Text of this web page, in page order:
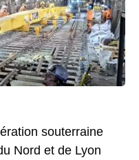
souterraine
Nord et de Lyon